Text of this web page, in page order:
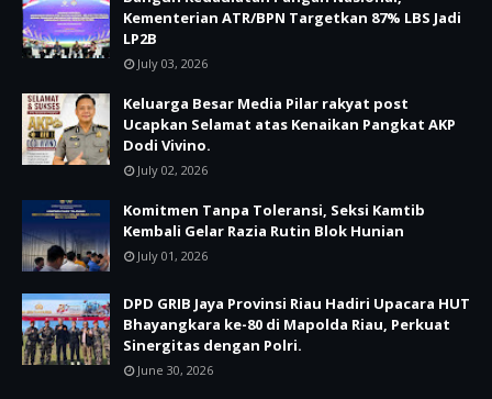
Kementerian ATR/BPN Targetkan 87% LBS Jadi
LP2B
July 03, 2026
Keluarga Besar Media Pilar rakyat post
Ucapkan Selamat atas Kenaikan Pangkat AKP
Dodi Vivino.
July 02, 2026
Komitmen Tanpa Toleransi, Seksi Kamtib
Kembali Gelar Razia Rutin Blok Hunian
July 01, 2026
DPD GRIB Jaya Provinsi Riau Hadiri Upacara HUT
Bhayangkara ke-80 di Mapolda Riau, Perkuat
Sinergitas dengan Polri.
June 30, 2026